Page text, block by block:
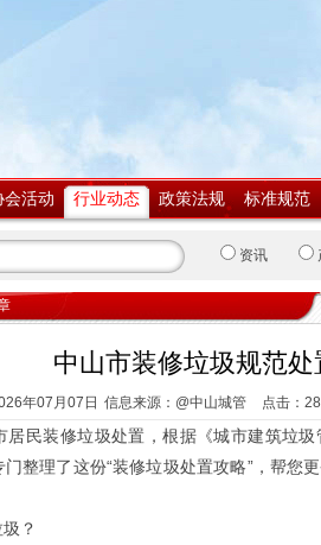
会活动 行业动态 政策法规 标准规范
资讯
中山市装修垃圾规范处
年07月07日 信息来源：@中山城管 点击：
装修垃圾处置，根据《城市建筑垃圾
整理了这份“装修垃圾处置攻略”，帮您
？